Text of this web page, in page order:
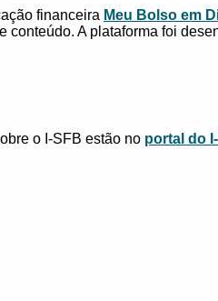
financeira Meu Bolso em
A plataforma foi
o I-SFB estão no portal do